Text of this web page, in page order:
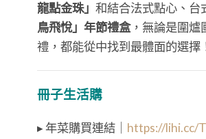
龍點金珠」 和結合法式點心、台
鳥飛悅」年節禮盒，無論是圍爐
禮，都能從中找到最體面的選擇
冊子生活購
▸ 年菜購買連結｜ https://lihi.cc/